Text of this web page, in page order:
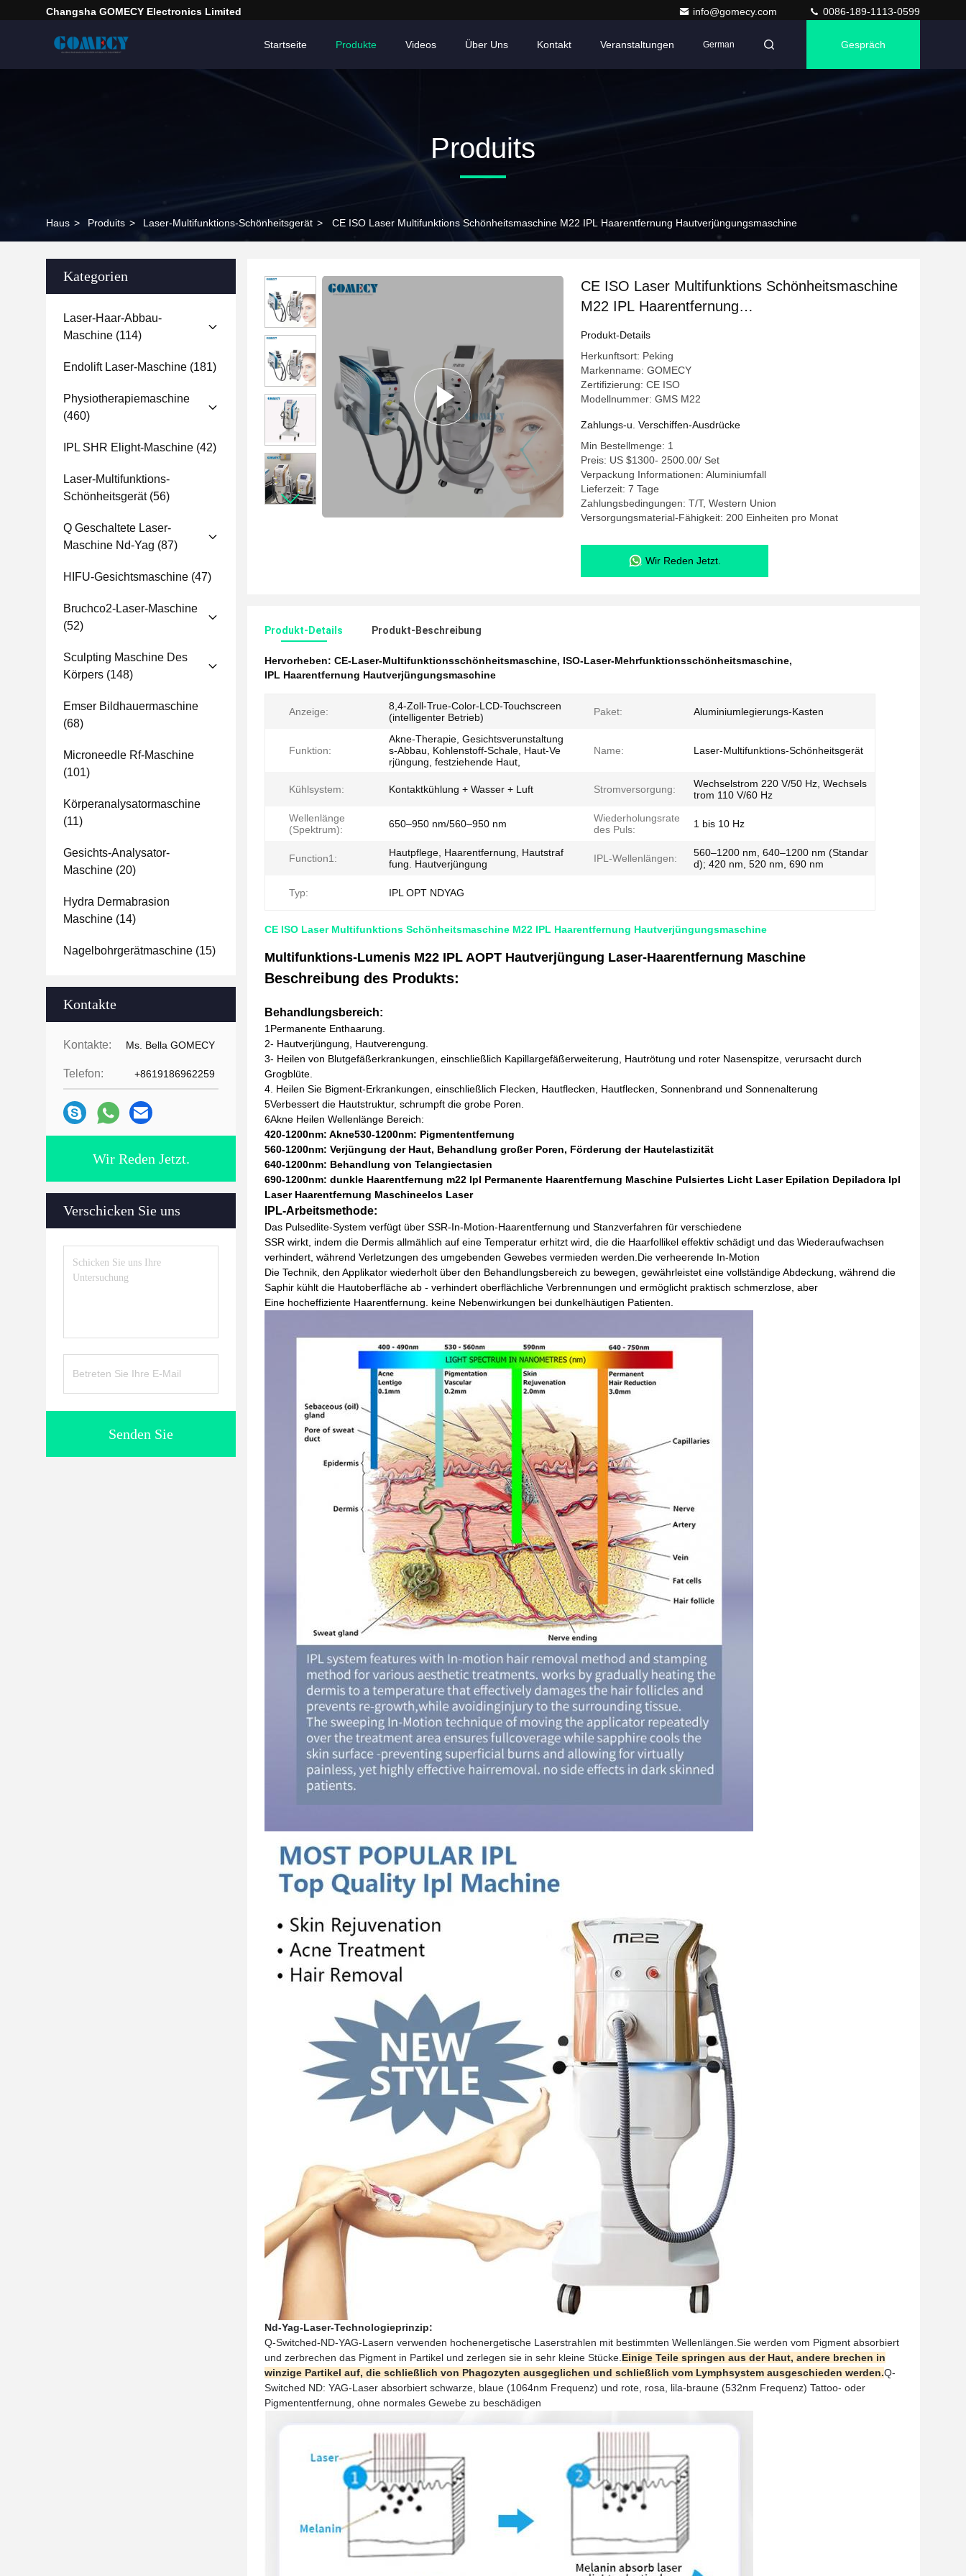
Changsha GOMECY Electronics Limited info@gomecy.com 0086-189-1113-0599
Startseite Produkte Videos Über Uns Kontakt Veranstaltungen German Gespräch
Produits
Haus > Produits > Laser-Multifunktions-Schönheitsgerät > CE ISO Laser Multifunktions Schönheitsmaschine M22 IPL Haarentfernung Hautverjüngungsmaschine
Kategorien
Laser-Haar-Abbau-
Maschine (114)
Endolift Laser-Maschine (181)
Physiotherapiemaschine
(460)
IPL SHR Elight-Maschine (42)
Laser-Multifunktions-
Schönheitsgerät(56)
Q Geschaltete Laser-
Maschine Nd-Yag (87)
HIFU-Gesichtsmaschine (47)
Bruchco2-Laser-Maschine
(52)
Sculpting Maschine Des
Körpers (148)
Emser Bildhauermaschine
(68)
Microneedle Rf-Maschine
(101)
Körperanalysatormaschine
(11)
Gesichts-Analysator-
Maschine (20)
Hydra Dermabrasion
Maschine (14)
Nagelbohrgerätmaschine (15)
Kontakte
Kontakte: Ms. Bella GOMECY
Telefon: +8619186962259
Wir Reden Jetzt.
Verschicken Sie uns
Senden Sie
CE ISO Laser Multifunktions Schönheitsmaschine
M22 IPL Haarentfernung
Produkt-Details
Herkunftsort: Peking
Markenname: GOMECY
Zertifizierung: CE ISO
Modellnummer: GMS M22
Zahlungs-u. Verschiffen-Ausdrücke
Min Bestellmenge: 1
Preis: US $1300- 2500.00/ Set
Verpackung Informationen: Aluminiumfall
Lieferzeit: 7 Tage
Zahlungsbedingungen: T/T, Western Union
Versorgungsmaterial-Fähigkeit: 200 Einheiten pro Monat
Wir Reden Jetzt.
Produkt-Details Produkt-Beschreibung
Hervorheben: CE-Laser-Multifunktionsschönheitsmaschine, ISO-Laser-Mehrfunktionsschönheitsmaschine,
IPL Haarentfernung Hautverjüngungsmaschine
Anzeige:
8,4-Zoll-True-Color-LCD-Touchscreen
(intelligenter Betrieb)
Paket: Aluminiumlegierungs-Kasten
Funktion:
Akne-Therapie, Gesichtsverunstaltung
s-Abbau, Kohlenstoff-Schale, Haut-Ve
rjüngung, festziehende Haut,
Name: Laser-Multifunktions-Schönheitsgerät
Kühlsystem: Kontaktkühlung + Wasser + Luft Stromversorgung:
Wechselstrom 220 V/50 Hz, Wechsels
trom 110 V/60 Hz
Wellenlänge
(Spektrum):
650–950 nm/560–950 nm
Wiederholungsrate
des Puls:
1 bis 10 Hz
Function1:
Hautpflege, Haarentfernung, Hautstraf
fung. Hautverjüngung
IPL-Wellenlängen:
560–1200 nm, 640–1200 nm (Standar
d); 420 nm, 520 nm, 690 nm
Typ: IPL OPT NDYAG
CE ISO Laser Multifunktions Schönheitsmaschine M22 IPL Haarentfernung Hautverjüngungsmaschine
Multifunktions-Lumenis M22 IPL AOPT Hautverjüngung Laser-Haarentfernung Maschine
Beschreibung des Produkts:
Behandlungsbereich:
1Permanente Enthaarung.
2- Hautverjüngung, Hautverengung.
3- Heilen von Blutgefäßerkrankungen, einschließlich Kapillargefäßerweiterung, Hautrötung und roter Nasenspitze, verursacht durch
Grogblüte.
4. Heilen Sie Bigment-Erkrankungen, einschließlich Flecken, Hautflecken, Hautflecken, Sonnenbrand und Sonnenalterung
5Verbessert die Hautstruktur, schrumpft die grobe Poren.
6Akne Heilen Wellenlänge Bereich:
420-1200nm: Akne530-1200nm: Pigmententfernung
560-1200nm: Verjüngung der Haut, Behandlung großer Poren, Förderung der Hautelastizität
640-1200nm: Behandlung von Telangiectasien
690-1200nm: dunkle Haarentfernung m22 Ipl Permanente Haarentfernung Maschine Pulsiertes Licht Laser Epilation Depiladora Ipl
Laser Haarentfernung Maschineelos Laser
IPL-Arbeitsmethode:
Das Pulsedlite-System verfügt über SSR-In-Motion-Haarentfernung und Stanzverfahren für verschiedene
SSR wirkt, indem die Dermis allmählich auf eine Temperatur erhitzt wird, die die Haarfollikel effektiv schädigt und das Wiederaufwachsen
verhindert, während Verletzungen des umgebenden Gewebes vermieden werden.Die verheerende In-Motion
Die Technik, den Applikator wiederholt über den Behandlungsbereich zu bewegen, gewährleistet eine vollständige Abdeckung, während die
Saphir kühlt die Hautoberfläche ab - verhindert oberflächliche Verbrennungen und ermöglicht praktisch schmerzlose, aber
Eine hocheffiziente Haarentfernung. keine Nebenwirkungen bei dunkelhäutigen Patienten.
Nd-Yag-Laser-Technologieprinzip:
Q-Switched-ND-YAG-Lasern verwenden hochenergetische Laserstrahlen mit bestimmten Wellenlängen. Sie werden vom Pigment absorbiert
und zerbrechen das Pigment in Partikel und zerlegen sie in sehr kleine Stücke. Einige Teile springen aus der Haut, andere brechen in
winzige Partikel auf, die schließlich von Phagozyten ausgeglichen und schließlich vom Lymphsystem ausgeschieden werden.Q-
Switched ND: YAG-Laser absorbiert schwarze, blaue (1064nm Frequenz) und rote, rosa, lila-braune (532nm Frequenz) Tattoo- oder
Pigmententfernung, ohne normales Gewebe zu beschädigen